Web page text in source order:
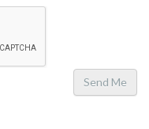
Send Me